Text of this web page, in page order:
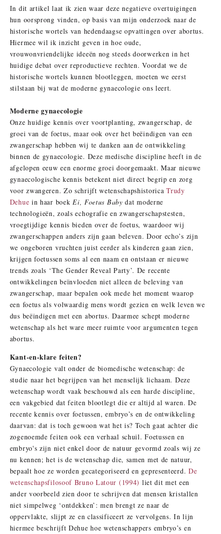
In dit artikel laat ik zien waar deze negatieve overtuigingen
hun oorsprong vinden, op basis van mijn onderzoek naar de
historische wortels van hedendaagse opvattingen over abortus.
Hiermee wil ik inzicht geven in hoe oude,
vrouwonvriendelijke ideeën nog steeds doorwerken in het
huidige debat over reproductieve rechten. Voordat we de
historische wortels kunnen blootleggen, moeten we eerst
stilstaan bij wat de moderne gynaecologie ons leert.
Moderne gynaecologie
Onze huidige kennis over voortplanting, zwangerschap, de
groei van de foetus, maar ook over het beëindigen van een
zwangerschap hebben wij te danken aan de ontwikkeling
binnen de gynaecologie. Deze medische discipline heeft in de
afgelopen eeuw een enorme groei doorgemaakt. Maar nieuwe
gynaecologische kennis betekent niet direct begrip en zorg
voor zwangeren. Zo schrijft wetenschapshistoricaTrudy
Dehue in haar boekEi, Foetus Baby dat moderne
technologieën, zoals echografie en zwangerschapstesten,
vroegtijdige kennis bieden over de foetus, waardoor wij
zwangerschappen anders zijn gaan beleven. Door echo’s zijn
we ongeboren vruchten juist eerder als kinderen gaan zien,
krijgen foetussen soms al een naam en ontstaan er nieuwe
trends zoals ‘The Gender Reveal Party’. De recente
ontwikkelingen beïnvloeden niet alleen de beleving van
zwangerschap, maar bepalen ook mede het moment waarop
een foetus als volwaardig mens wordt gezien en welk leven we
dus beëindigen met een abortus. Daarmee schept moderne
wetenschap als het ware meer ruimte voor argumenten tegen
abortus.
Kant-en-klare feiten?
Gynaecologie valt onder de biomedische wetenschap: de
studie naar het begrijpen van het menselijk lichaam. Deze
wetenschap wordt vaak beschouwd als een harde discipline,
een vakgebied dat feiten blootlegt die er altijd al waren. De
recente kennis over foetussen, embryo’s en de ontwikkeling
daarvan: dat is toch gewoon wat het is? Toch gaat achter die
zogenoemde feiten ook een verhaal schuil. Foetussen en
embryo's zijn niet enkel door de natuur gevormd zoals wij ze
nu kennen; het is de wetenschap die, samen met de natuur,
bepaalt hoe ze worden gecategoriseerd en gepresenteerd. De
wetenschapsfilosoof Bruno Latour (1994) liet dit met een
ander voorbeeld zien door te schrijven dat mensen kristallen
niet simpelweg ‘ontdekken’: men brengt ze naar de
oppervlakte, slijpt ze en classificeert ze vervolgens. In lijn
hiermee beschrijft Dehue hoe wetenschappers embryo’s en